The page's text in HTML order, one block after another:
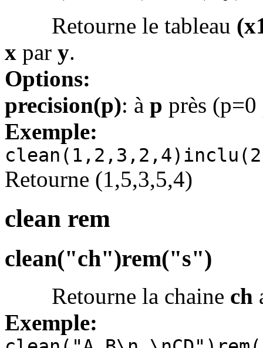
Retourne le tableau
x par y.
Options:
precision(p): à p près
Exemple:
Retourne (1,5,3,5,4)
clean rem
clean("ch")rem("s")
Retourne la chaine ch
Exemple: